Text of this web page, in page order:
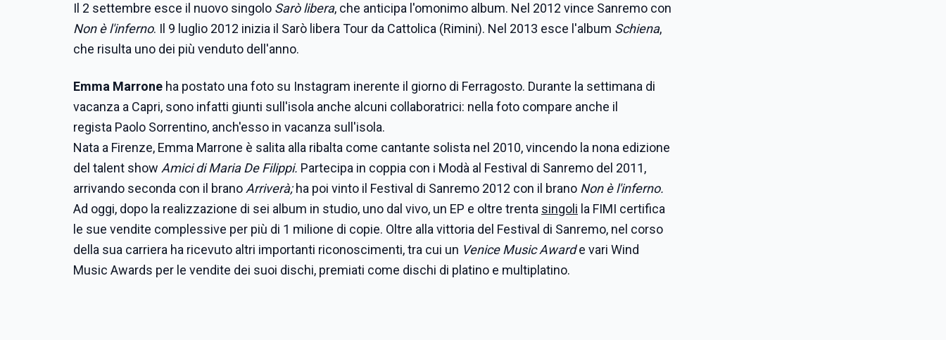
Il 2 settembre esce il nuovo singolo Sarò libera, che anticipa l'omonimo album. Nel 2012 vince Sanremo con
Non è l'inferno. Il 9 luglio 2012 inizia il Sarò libera Tour da Cattolica (Rimini). Nel 2013 esce l'album Schiena,
che risulta uno dei più venduto dell'anno.
Emma Marrone ha postato una foto su Instagram inerente il giorno di Ferragosto. Durante la settimana di
vacanza a Capri, sono infatti giunti sull'isola anche alcuni collaboratrici: nella foto compare anche il
regista Paolo Sorrentino, anch'esso in vacanza sull'isola.
Nata a Firenze, Emma Marrone è salita alla ribalta come cantante solista nel 2010, vincendo la nona edizione
del talent show Amici di Maria De Filippi. Partecipa in coppia con i Modà al Festival di Sanremo del 2011,
arrivando seconda con il brano Arriverà;ha poi vinto il Festival di Sanremo 2012 con il brano Non è l'inferno.
Ad oggi, dopo la realizzazione di sei album in studio, uno dal vivo, un EP e oltre trenta singoli la FIMI certifica
le sue vendite complessive per più di 1 milione di copie. Oltre alla vittoria del Festival di Sanremo, nel corso
della sua carriera ha ricevuto altri importanti riconoscimenti, tra cui un Venice Music Awarde vari Wind
Music Awards per le vendite dei suoi dischi, premiati come dischi di platino e multiplatino.